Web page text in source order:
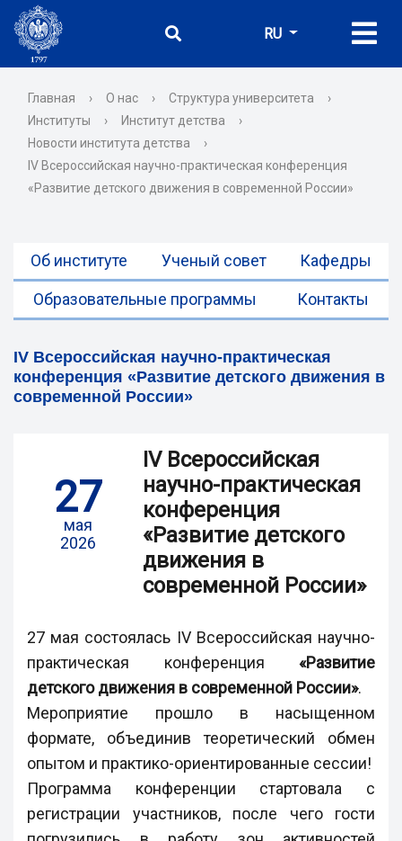
RU
Главная › О нас › Структура университета
›
Институты
› Институт детства
›
Новости института детства
›
IV Всероссийская научно-практическая конференция
«Развитие детского движения в современной России»
Об институте Ученый совет Кафедры
Образовательные программы Контакты
IV Всероссийская научно-практическая
конференция «Развитие детского движения в
современной России»
27
мая
2026
IV Всероссийская
научно-практическая
конференция
«Развитие детского
движения в
современной России»
27 мая состоялась IV Всероссийская научно-
практическая конференция «Развитие
детского движения в современной России».
Мероприятие прошло в насыщенном
формате, объединив теоретический обмен
опытом и практико-ориентированные сессии!
Программа конференции стартовала с
регистрации участников, после чего гости